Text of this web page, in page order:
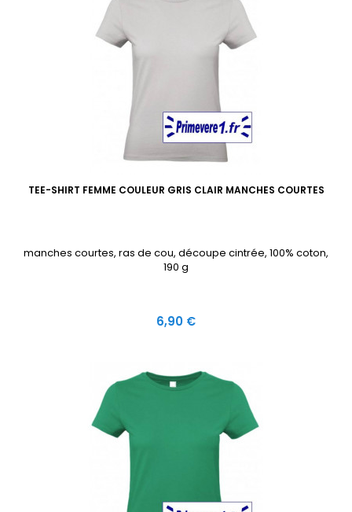
TEE-SHIRT FEMME COULEUR GRIS CLAIR MANCHES COURTES
manches courtes, ras de cou, découpe cintrée, 100% coton,
190 g
Prix
6,90 €